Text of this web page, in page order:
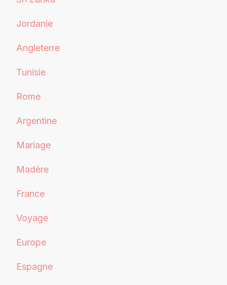
Jordanie
Angleterre
Tunisie
Rome
Argentine
Mariage
Madère
France
Voyage
Europe
Espagne